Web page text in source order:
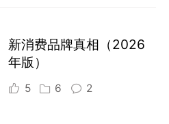
新消费品牌真相（2026
年版）
5 6 2